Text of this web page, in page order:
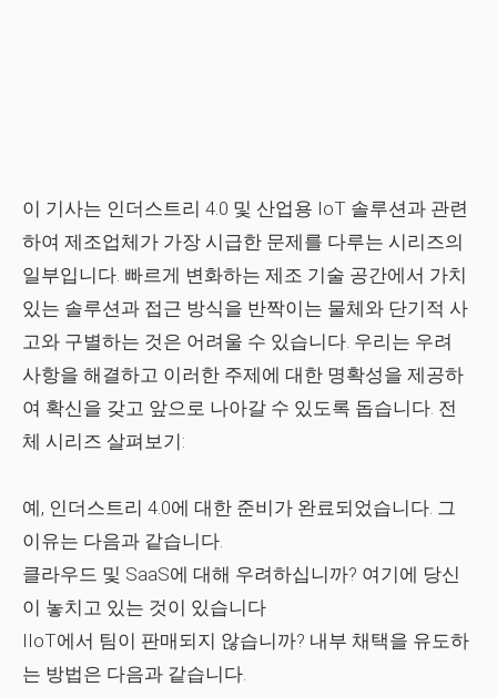
이 기사는 인더스트리 4.0 및 산업용 IoT 솔루션과 관련
하여 제조업체가 가장 시급한 문제를 다루는 시리즈의
일부입니다. 빠르게 변화하는 제조 기술 공간에서 가치
있는 솔루션과 접근 방식을 반짝이는 물체와 단기적 사
고와 구별하는 것은 어려울 수 있습니다. 우리는 우려
사항을 해결하고 이러한 주제에 대한 명확성을 제공하
여 확신을 갖고 앞으로 나아갈 수 있도록 돕습니다. 전
체 시리즈 살펴보기:
예, 인더스트리 4.0에 대한 준비가 완료되었습니다. 그
이유는 다음과 같습니다.
클라우드 및 SaaS에 대해 우려하십니까? 여기에 당신
이 놓치고 있는 것이 있습니다
IIoT에서 팀이 판매되지 않습니까? 내부 채택을 유도하
는 방법은 다음과 같습니다.